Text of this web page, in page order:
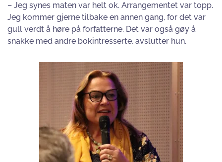
– Jeg synes maten var helt ok. Arrangementet var topp.
Jeg kommer gjerne tilbake en annen gang, for det var
gull verdt å høre på forfatterne. Det var også gøy å
snakke med andre bokintresserte, avslutter hun.